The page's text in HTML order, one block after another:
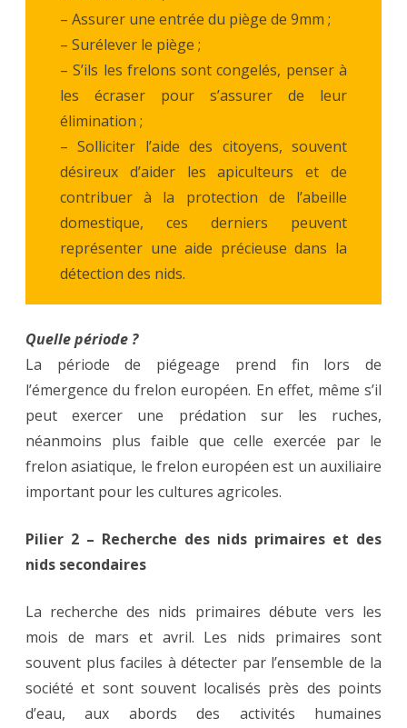
– Assurer une entrée du piège de 9mm ;
– Surélever le piège ;
– S’ils les frelons sont congelés, penser à
les écraser pour s’assurer de leur
élimination ;
– Solliciter l’aide des citoyens, souvent
désireux d’aider les apiculteurs et de
contribuer à la protection de l’abeille
domestique, ces derniers peuvent
représenter une aide précieuse dans la
détection des nids.
Quelle période ?
La période de piégeage prend fin lors de
l’émergence du frelon européen. En effet, même s’il
peut exercer une prédation sur les ruches,
néanmoins plus faible que celle exercée par le
frelon asiatique, le frelon européen est un auxiliaire
important pour les cultures agricoles.
Pilier 2 – Recherche des nids primaires et des
nids secondaires
La recherche des nids primaires débute vers les
mois de mars et avril. Les nids primaires sont
souvent plus faciles à détecter par l’ensemble de la
société et sont souvent localisés près des points
d’eau, aux abords des activités humaines